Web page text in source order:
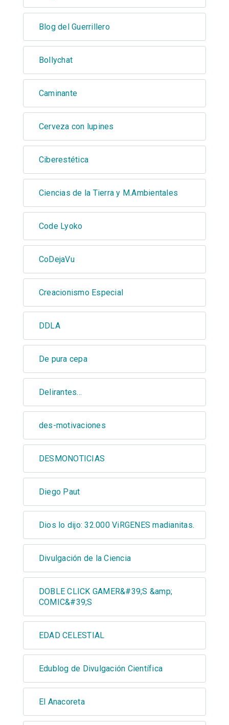
Blog del Guerrillero
Bollychat
Caminante
Cerveza con lupines
Ciberestética
Ciencias de la Tierra y M.Ambientales
Code Lyoko
CoDejaVu
Creacionismo Especial
DDLA
De pura cepa
Delirantes...
des-motivaciones
DESMONOTICIAS
Diego Paut
Dios lo dijo: 32.000 ViRGENES madianitas.
Divulgación de la Ciencia
DOBLE CLICK GAMER&#39;S &amp;
COMIC&#39;S
EDAD CELESTIAL
Edublog de Divulgación Científica
El Anacoreta